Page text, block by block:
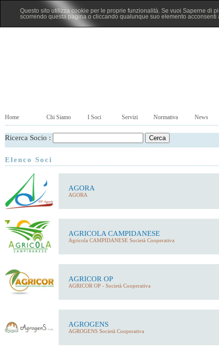
Questo sito utilizza cookie per le proprie funzionalità. Se vuoi Saperne di
scorrendo questa pagina o cliccando qualunque suo elemento acconsenti
Home Chi Siamo I Soci Servizi Normativa News
Ricerca Socio :
Elenco Soci
AGORA
AGORA
AGRICOLA CAMPIDANESE
Agricola CAMPIDANESE Società Cooperativa
AGRICOR OP
AGRICOR OP - Società Cooperativa
AGROGENS
AGROGENS Società Cooperativa